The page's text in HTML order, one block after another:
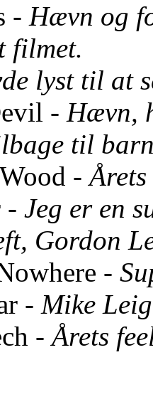
- Hævn og
filmet.
lyst til at
- Hævn,
til
-
- Jeg er en
Gordon
-
- Mike
-Årets